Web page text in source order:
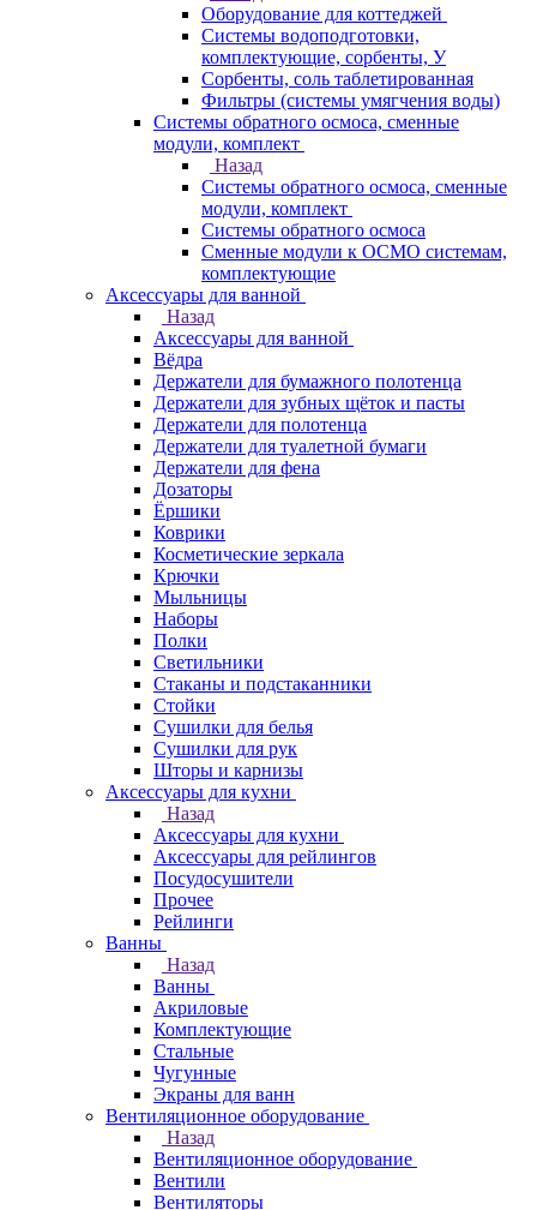
Оборудование для коттеджей
Системы водоподготовки,
комплектующие, сорбенты, У
Сорбенты, соль таблетированная
Фильтры (системы умягчения воды)
Системы обратного осмоса, сменные
модули, комплект
Назад
Системы обратного осмоса, сменные
модули, комплект
Системы обратного осмоса
Сменные модули к ОСМО системам,
комплектующие
Аксессуары для ванной
Назад
Аксессуары для ванной
Вёдра
Держатели для бумажного полотенца
Держатели для зубных щёток и пасты
Держатели для полотенца
Держатели для туалетной бумаги
Держатели для фена
Дозаторы
Ёршики
Коврики
Косметические зеркала
Крючки
Мыльницы
Наборы
Полки
Светильники
Стаканы и подстаканники
Стойки
Сушилки для белья
Сушилки для рук
Шторы и карнизы
Аксессуары для кухни
Назад
Аксессуары для кухни
Аксессуары для рейлингов
Посудосушители
Прочее
Рейлинги
Ванны
Назад
Ванны
Акриловые
Комплектующие
Стальные
Чугунные
Экраны для ванн
Вентиляционное оборудование
Назад
Вентиляционное оборудование
Вентили
Вентиляторы